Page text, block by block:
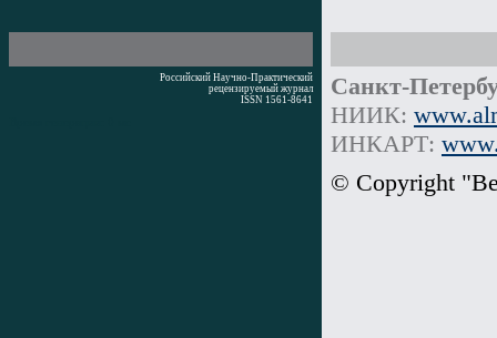
Российский Научно-Практический
рецензируемый журнал
ISSN 1561-8641
Санкт-
НИИК:
ИНКАРТ:
© Copyright